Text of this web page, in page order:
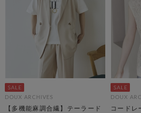
DOUX ARCHIVES
【多機能麻調合繊】テーラード
DOUX
コードレ